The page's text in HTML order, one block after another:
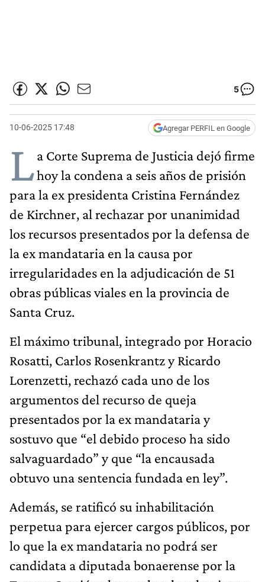
5
10-06-2025 17:48 Agregar PERFIL en Google
La Corte Suprema de Justicia dejó firme
hoy la condena a seis años de prisión
para la ex presidenta Cristina Fernández
de Kirchner, al rechazar por unanimidad
los recursos presentados por la defensa de
la ex mandataria en la causa por
irregularidades en la adjudicación de 51
obras públicas viales en la provincia de
Santa Cruz.
El máximo tribunal, integrado por Horacio
Rosatti, Carlos Rosenkrantz y Ricardo
Lorenzetti, rechazó cada uno de los
argumentos del recurso de queja
presentados por la ex mandataria y
sostuvo que “el debido proceso ha sido
salvaguardado” y que “la encausada
obtuvo una sentencia fundada en ley”.
Además, se ratificó su inhabilitación
perpetua para ejercer cargos públicos, por
lo que la ex mandataria no podrá ser
candidata a diputada bonaerense por la